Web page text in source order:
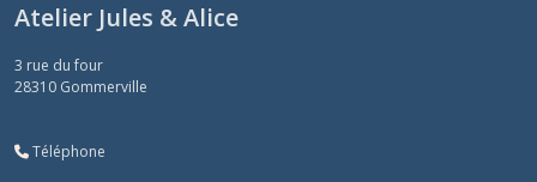
Atelier Jules & Alice
3 rue du four
28310 Gommerville
Téléphone